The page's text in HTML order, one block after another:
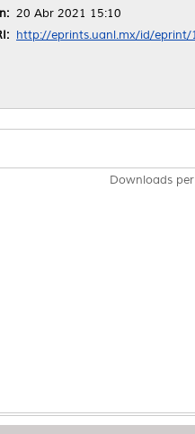
20 Abr 2021 15:10
http://eprints.uanl.mx/id/eprint/
Downloads